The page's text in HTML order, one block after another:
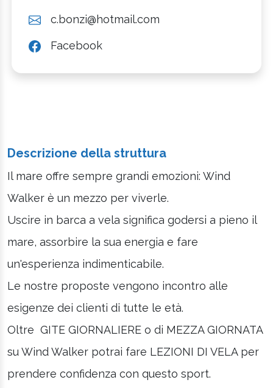
c.bonzi@hotmail.com
Facebook
Descrizione della struttura
Il mare offre sempre grandi emozioni: Wind
Walker è un mezzo per viverle.
Uscire in barca a vela significa godersi a pieno il
mare, assorbire la sua energia e fare
un'esperienza indimenticabile.
Le nostre proposte vengono incontro alle
esigenze dei clienti di tutte le età.
Oltre GITE GIORNALIERE o di MEZZA GIORNATA
su Wind Walker potrai fare LEZIONI DI VELA per
prendere confidenza con questo sport.